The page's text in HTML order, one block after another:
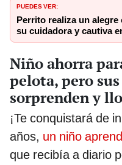
PUEDES VER:
Perrito realiza un
su cuidadora y cautiva
Niño ahorra
pelota, pero
sorprenden y
¡Te conquistará de
años, un niño
que recibía a diario